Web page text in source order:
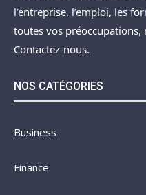
l’entreprise, l’emploi, les
toutes vos préoccupations,
Contactez-nous.
NOS CATÉGORIES
Business
Finance